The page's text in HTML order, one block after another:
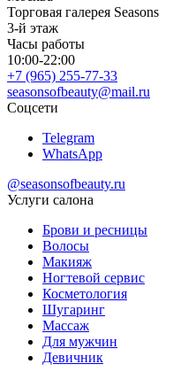
Торговая галерея Seasons
3-й этаж
Часы работы
10:00-22:00
+7 (965) 255-77-33
seasonsofbeauty@mail.ru
Соцсети
Telegram
WhatsApp
@seasonsofbeauty.ru
Услуги салона
Брови и ресницы
Волосы
Макияж
Ногтевой сервис
Косметология
Шугаринг
Массаж
Для мужчин
Девичник